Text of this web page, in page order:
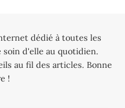
dédié à toutes les
d'elle au quotidien.
au fil des articles. Bonne
!